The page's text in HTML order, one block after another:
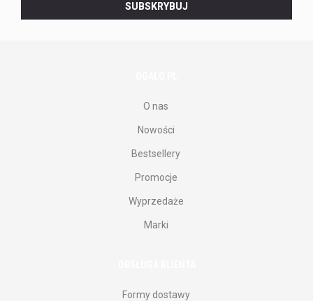
newslettera.
SUBSKRYBUJ
O nas
Nowości
Bestsellery
Promocje
Wyprzedaże
Marki
Formy dostawy